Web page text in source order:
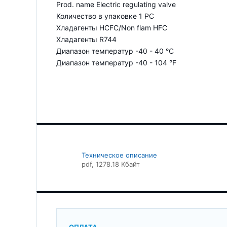
Prod. name Electric regulating valve
Количество в упаковке 1 PC
Хладагенты HCFC/Non flam HFC
Хладагенты R744
Диапазон температур -40 - 40 °C
Диапазон температур -40 - 104 °F
Техническое описание
pdf, 1278.18 Кбайт